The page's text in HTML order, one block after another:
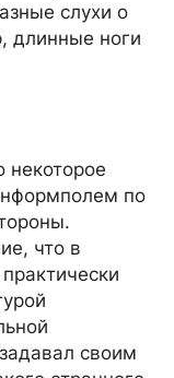
слухи о
длинные ноги
некоторое
по
что в
своим